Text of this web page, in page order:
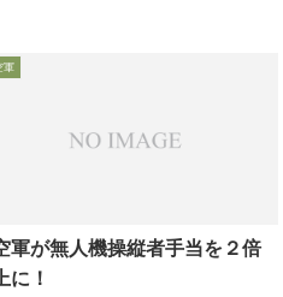
軍
軍が無人機操縦者手当を２倍
に！